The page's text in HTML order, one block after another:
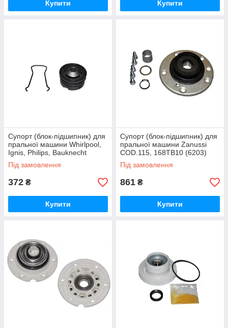
Купити Купити
Супорт (блок-підшипник) для
пральної машини Whirlpool,
Ignis, Philips, Bauknecht
COD.144, 481952028026
(6204)
Під замовлення
372 ₴
Купити
Супорт (блок-підшипник) для
пральної машини Zanussi
COD.115, 168TB10 (6203)
Під замовлення
861 ₴
Купити